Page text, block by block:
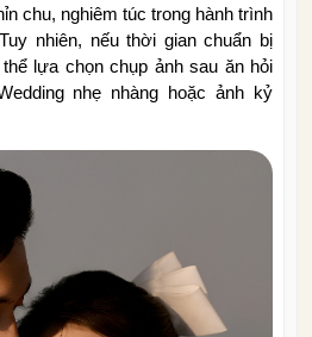
chu, nghiêm túc trong hành trình
nhiên, nếu thời gian chuẩn bị
lựa chọn chụp ảnh sau ăn hỏi
nhẹ nhàng hoặc ảnh kỷ